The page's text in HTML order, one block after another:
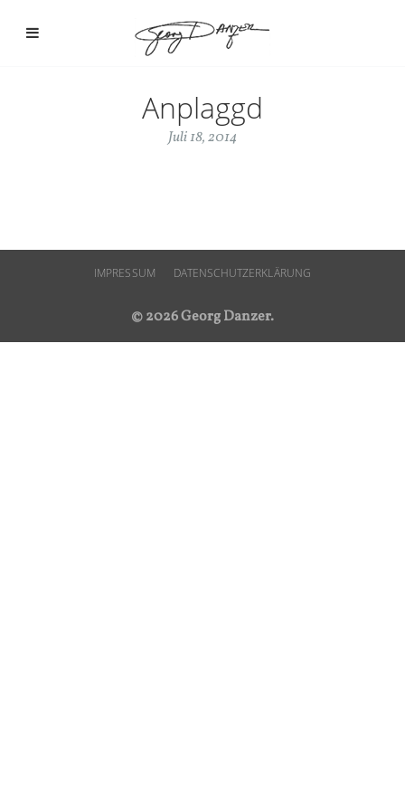
Anplaggd
Juli 18, 2014
IMPRESSUM DATENSCHUTZERKLÄRUNG
© 2026 Georg Danzer.